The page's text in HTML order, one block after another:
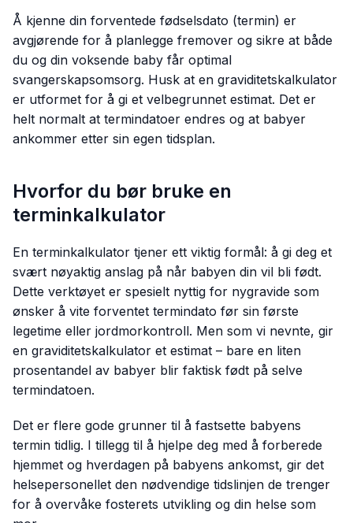
Å kjenne din forventede fødselsdato (termin) er
avgjørende for å planlegge fremover og sikre at både
du og din voksende baby får optimal
svangerskapsomsorg. Husk at en graviditetskalkulator
er utformet for å gi et velbegrunnet estimat. Det er
helt normalt at termindatoer endres og at babyer
ankommer etter sin egen tidsplan.
Hvorfor du bør bruke en
terminkalkulator
En terminkalkulator tjener ett viktig formål: å gi deg et
svært nøyaktig anslag på når babyen din vil bli født.
Dette verktøyet er spesielt nyttig for nygravide som
ønsker å vite forventet termindato før sin første
legetime eller jordmorkontroll. Men som vi nevnte, gir
en graviditetskalkulator et estimat – bare en liten
prosentandel av babyer blir faktisk født på selve
termindatoen.
Det er flere gode grunner til å fastsette babyens
termin tidlig. I tillegg til å hjelpe deg med å forberede
hjemmet og hverdagen på babyens ankomst, gir det
helsepersonellet den nødvendige tidslinjen de trenger
for å overvåke fosterets utvikling og din helse som